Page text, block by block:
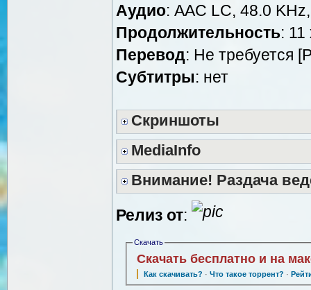
Аудио: AAC LC, 48.0
Продолжительность:
Перевод: Не требуется
Cубтитры: нет
Скриншоты
MediaInfo
Внимание! Раздача
Релиз от:
Скачать
Скачать бесплатно и на
Как скачивать? · Что такое торрент? ·